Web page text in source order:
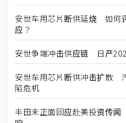
安世车用芯片断供延烧 如何
应？
安世争端冲击供应链 日产
安世车用芯片断供冲击扩散
陷危机
丰田未正面回应赴美投资传